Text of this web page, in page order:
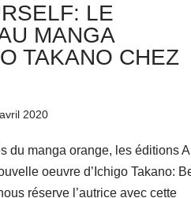
LE
MANGA
TAKANO CHEZ
2020
du manga orange, les éditions
oeuvre d’Ichigo Takano:
réserve l’autrice avec cette